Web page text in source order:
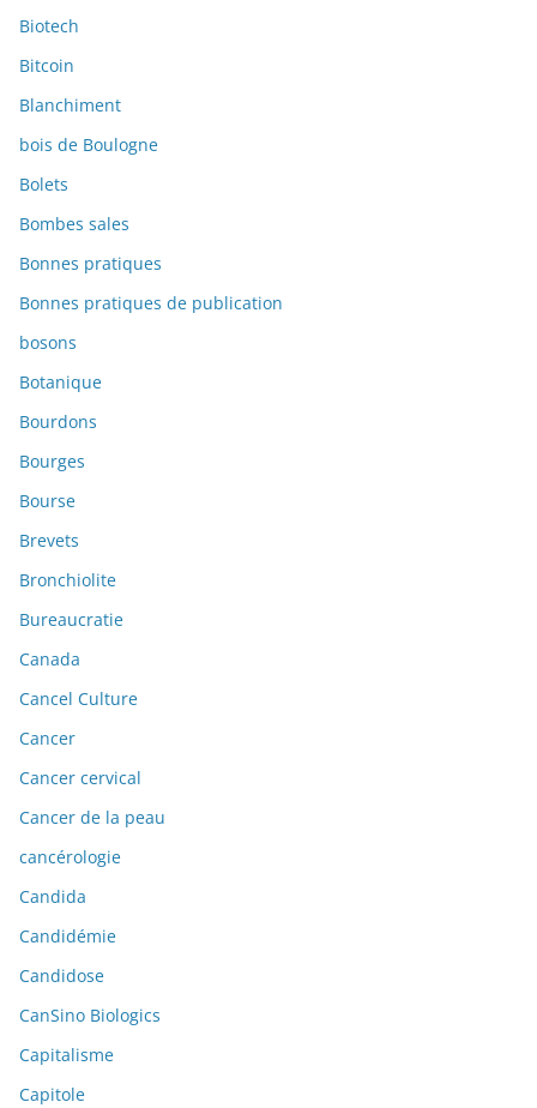
Biotech
Bitcoin
Blanchiment
bois de Boulogne
Bolets
Bombes sales
Bonnes pratiques
Bonnes pratiques de publication
bosons
Botanique
Bourdons
Bourges
Bourse
Brevets
Bronchiolite
Bureaucratie
Canada
Cancel Culture
Cancer
Cancer cervical
Cancer de la peau
cancérologie
Candida
Candidémie
Candidose
CanSino Biologics
Capitalisme
Capitole